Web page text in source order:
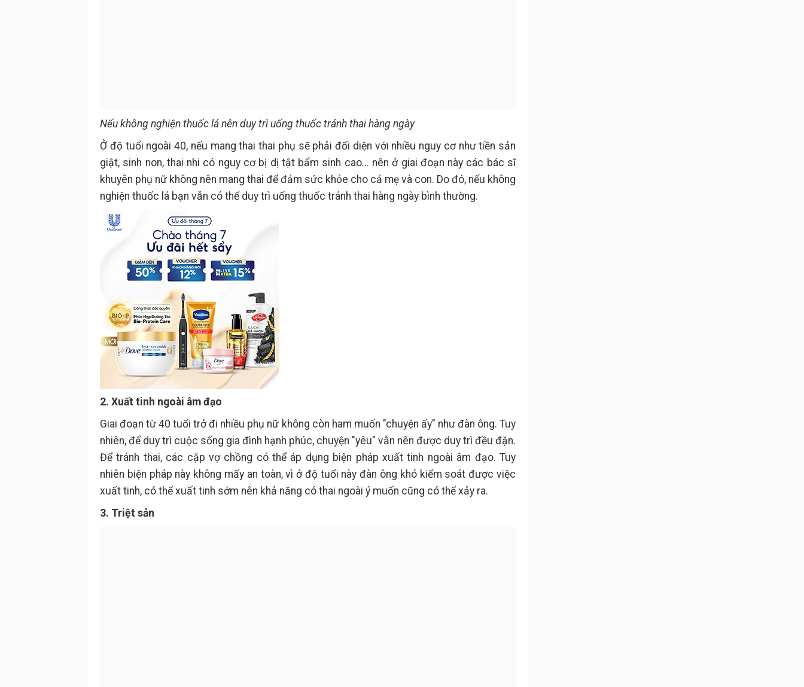
Nếu không nghiện thuốc lá nên duy trì uống thuốc tránh thai hàng ngày
Ở độ tuổi ngoài 40, nếu mang thai thai phụ sẽ phải đối diện với nhiều nguy cơ như tiền sản
giật, sinh non, thai nhi có nguy cơ bị dị tật bẩm sinh cao... nên ở giai đoạn này các bác sĩ
khuyên phụ nữ không nên mang thai để đảm sức khỏe cho cả mẹ và con. Do đó, nếu không
nghiện thuốc lá bạn vẫn có thể duy trì uống thuốc tránh thai hàng ngày bình thường.
2. Xuất tinh ngoài âm đạo
Giai đoạn từ 40 tuổi trở đi nhiều phụ nữ không còn ham muốn "chuyện ấy" như đàn ông. Tuy
nhiên, để duy trì cuộc sống gia đình hạnh phúc, chuyện "yêu" vẫn nên được duy trì đều đặn.
Để tránh thai, các cặp vợ chồng có thể áp dụng biện pháp xuất tinh ngoài âm đạo. Tuy
nhiên biện pháp này không mấy an toàn, vì ở độ tuổi này đàn ông khó kiểm soát được việc
xuất tinh, có thể xuất tinh sớm nên khả năng có thai ngoài ý muốn cũng có thể xảy ra.
3. Triệt sản